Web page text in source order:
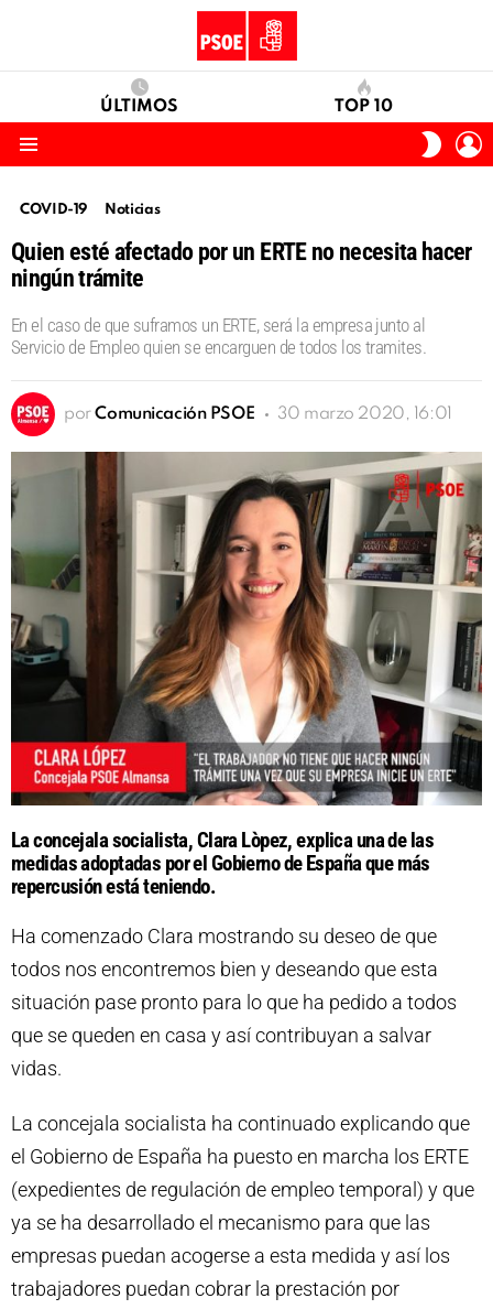
ÚLTIMOS TOP 10
SKIN
COVID-19 Noticias
Quien esté afectado por un ERTE no necesita hacer
ningún trámite
En el caso de que suframos un ERTE, será la empresa junto al
Servicio de Empleo quien se encarguen de todos los tramites.
por Comunicación PSOE 30 marzo 2020, 16:01
La concejala socialista, Clara Lòpez, explica una de las
medidas adoptadas por el Gobierno de España que más
repercusión está teniendo.
Ha comenzado Clara mostrando su deseo de que
todos nos encontremos bien y deseando que esta
situación pase pronto para lo que ha pedido a todos
que se queden en casa y así contribuyan a salvar
vidas.
La concejala socialista ha continuado explicando que
el Gobierno de España ha puesto en marcha los ERTE
(expedientes de regulación de empleo temporal) y que
ya se ha desarrollado el mecanismo para que las
empresas puedan acogerse a esta medida y así los
trabajadores puedan cobrar la prestación por